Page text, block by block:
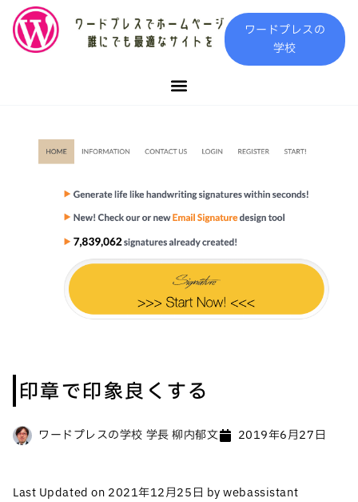
ワードプレスの
学校
印章で印象良くする
ワードプレスの学校 学長 柳内郁文 2019年6月27日
Last Updated on 2021年12月25日 by webassistant